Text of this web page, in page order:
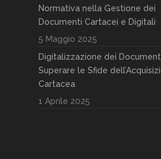
Normativa nella Gestione dei
Documenti Cartacei e Digitali
5 Maggio 2025
Digitalizzazione dei
Superare le Sfide
Cartacea
1 Aprile 2025